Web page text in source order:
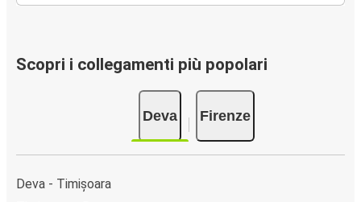
Scopri i collegamenti più popolari
Deva Firenze
Deva - Timișoara